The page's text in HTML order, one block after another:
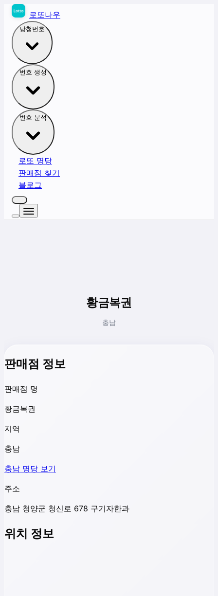
로또나우
당첨번호
번호 생성
번호 분석
로또 명당
판매점 찾기
블로그
황금복권
충남
판매점 정보
판매점 명
황금복권
지역
충남
충남 명당 보기
주소
충남 청양군 청신로 678 구기자한과
위치 정보